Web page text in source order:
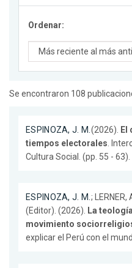
Ordenar:
Se encontraron 108
ESPINOZA, J. M.(2026). El
tiempos electorales.
Cultura Social. (pp. 55 - 63).
ESPINOZA, J. M.; LERNER,
(Editor). (2026). La
movimiento
explicar el Perú con el